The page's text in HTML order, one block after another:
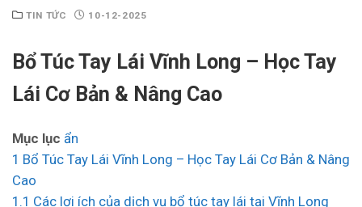
TIN TỨC 10-12-2025
Bổ Túc Tay Lái Vĩnh Long – Học Tay
Lái Cơ Bản & Nâng Cao
Mục lục ẩn
1 Bổ Túc Tay Lái Vĩnh Long – Học Tay Lái Cơ Bản & Nâng
Cao
1.1 Các lợi ích của dịch vụ bổ túc tay lái tại Vĩnh Long